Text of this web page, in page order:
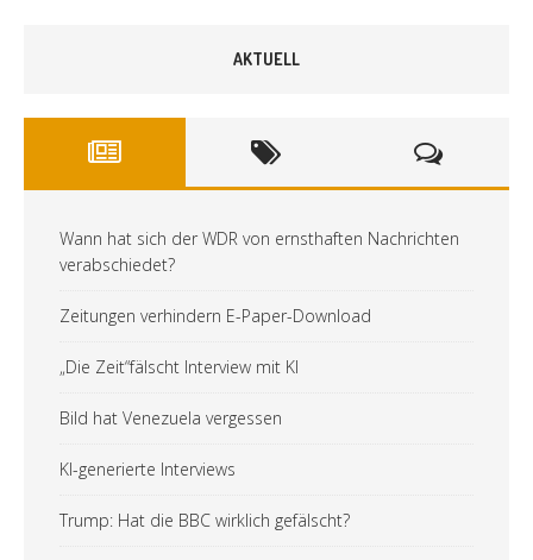
AKTUELL
Wann hat sich der WDR von ernsthaften Nachrichten
verabschiedet?
Zeitungen verhindern E-Paper-Download
„Die Zeit“fälscht Interview mit KI
Bild hat Venezuela vergessen
KI-generierte Interviews
Trump: Hat die BBC wirklich gefälscht?